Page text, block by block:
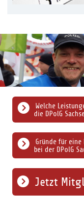
Gründe für
bei der DPolG
Welche
die DPolG
Jetzt